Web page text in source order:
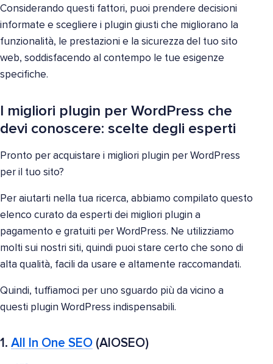
Considerando questi fattori, puoi prendere decisioni
informate e scegliere i plugin giusti che migliorano la
funzionalità, le prestazioni e la sicurezza del tuo sito
web, soddisfacendo al contempo le tue esigenze
specifiche.
I migliori plugin per WordPress che
devi conoscere: scelte degli esperti
Pronto per acquistare i migliori plugin per WordPress
per il tuo sito?
Per aiutarti nella tua ricerca, abbiamo compilato questo
elenco curato da esperti dei migliori plugin a
pagamento e gratuiti per WordPress. Ne utilizziamo
molti sui nostri siti, quindi puoi stare certo che sono di
alta qualità, facili da usare e altamente raccomandati.
Quindi, tuffiamoci per uno sguardo più da vicino a
questi plugin WordPress indispensabili.
1. All In One SEO (AIOSEO)